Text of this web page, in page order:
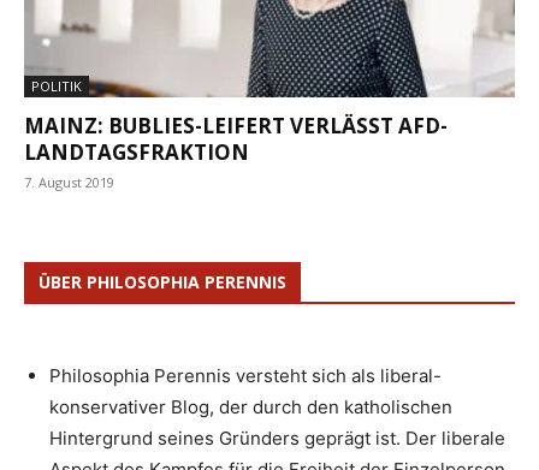
POLITIK
MAINZ: BUBLIES-LEIFERT VERLÄSST AFD-
LANDTAGSFRAKTION
7. August 2019
ÜBER PHILOSOPHIA PERENNIS
Philosophia Perennis versteht sich als liberal-
konservativer Blog, der durch den katholischen
Hintergrund seines Gründers geprägt ist. Der liberale